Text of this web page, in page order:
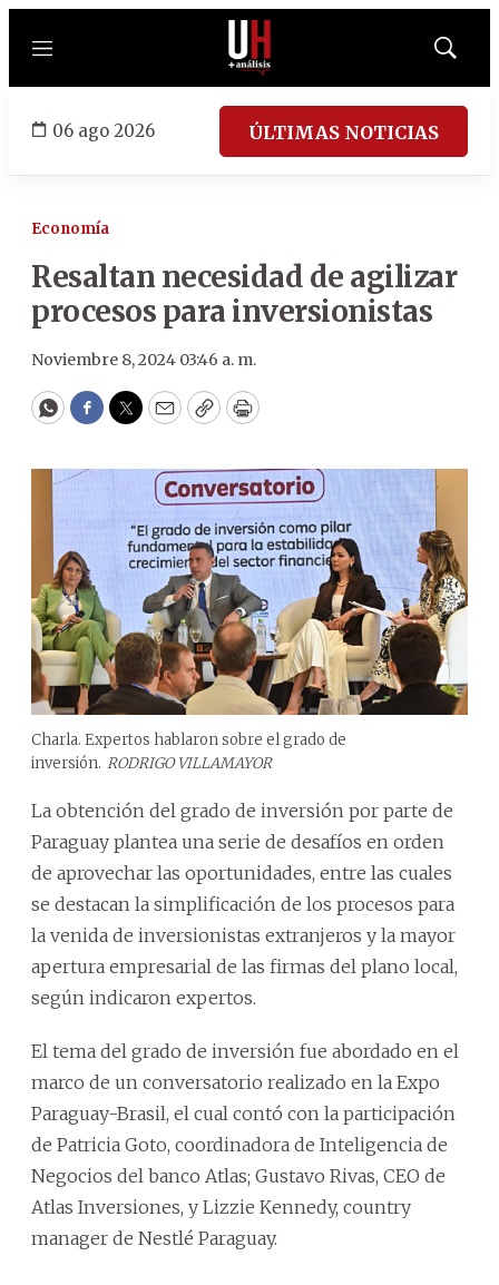
Menú
Mostrar
06 ago 2026 ÚLTIMAS NOTICIAS
Economía
Resaltan necesidad de agilizar
procesos para inversionistas
Noviembre 8, 2024 03:46 a. m.
WhatsApp
Facebook
Twitter
EmailCopyPrint
Charla. Expertos hablaron sobre el grado de
inversión. RODRIGO VILLAMAYOR
La obtención del grado de inversión por parte de
Paraguay plantea una serie de desafíos en orden
de aprovechar las oportunidades, entre las cuales
se destacan la simplificación de los procesos para
la venida de inversionistas extranjeros y la mayor
apertura empresarial de las firmas del plano local,
según indicaron expertos.
El tema del grado de inversión fue abordado en el
marco de un conversatorio realizado en la Expo
Paraguay-Brasil, el cual contó con la participación
de Patricia Goto, coordinadora de Inteligencia de
Negocios del banco Atlas; Gustavo Rivas, CEO de
Atlas Inversiones, y Lizzie Kennedy, country
manager de Nestlé Paraguay.